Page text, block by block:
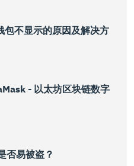
包不显示的原因及解决方
- 以太坊区块链数字
否易被盗？